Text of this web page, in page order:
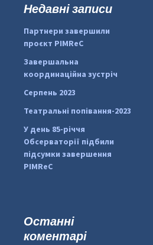
#PipIvanToday
pimrec_project
:Недавні записи
Партнери завершили
проєкт PIMReC
Завершальна
координаційна зустріч
Серпень 2023
Театральні попівання-2023
У день 85-річчя
Обсерваторії підбили
підсумки завершення
PIMReC
Останні
коментарі